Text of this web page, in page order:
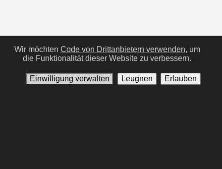
Wir möchten Code von Drittanbietern verwenden, um
die Funktionalität dieser Website zu verbessern.
Einwilligung verwalten Leugnen Erlauben